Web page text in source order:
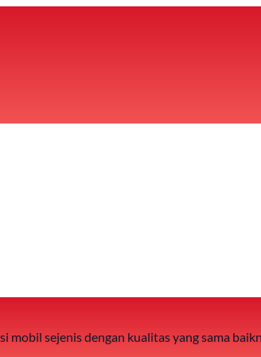
mobil sejenis dengan kualitas yang sama